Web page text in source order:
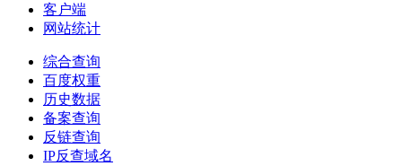
客户端
网站统计
综合查询
百度权重
历史数据
备案查询
反链查询
IP反查域名